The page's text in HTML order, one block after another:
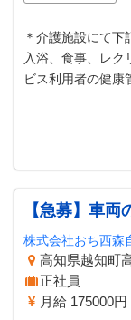
＊介護施設にて下
入浴、食事、レク
ビス利用者の健康
【急募】車両
株式会社おち西森
高知県越知町
正社員
月給 175000